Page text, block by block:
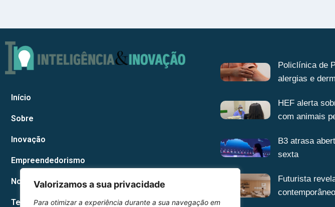
Valorizamos a sua privacidade
Para otimizar a experiência durante a sua navegação em
Início
Sobre
Inovação
Empreendedorismo
Notícias Corporativas
Tecnologia
Policlínica de
alergias e
HEF alerta
com animais
B3 atrasa
sexta
Futurista